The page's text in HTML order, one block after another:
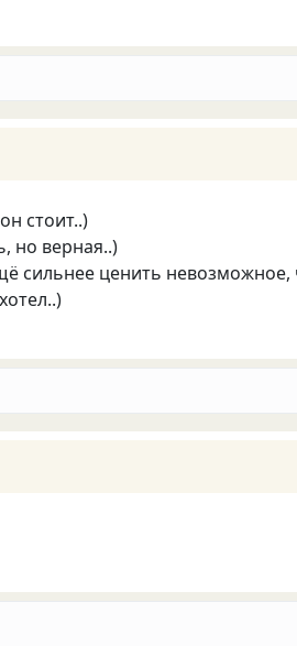
стоит..)
но верная..)
сильнее ценить невозможное,